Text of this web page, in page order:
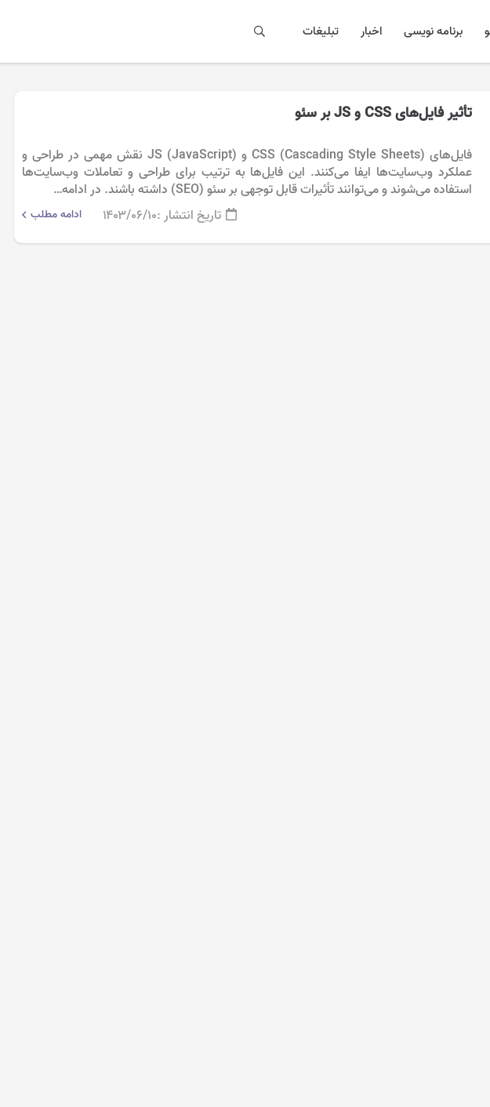
برنامه نویسی اخبار تبلیغات
تأثیر فایل‌های CSS و JS بر سئو
فایل‌های CSS (Cascading Style Sheets) و JS (JavaScript) نقش مهمی در طراحی و
عملکرد وب‌سایت‌ها ایفا می‌کنند. این فایل‌ها به ترتیب برای طراحی و تعاملات وب‌سایت‌ها
استفاده می‌شوند و می‌توانند تأثیرات قابل توجهی بر سئو (SEO) داشته باشند. در ادامه…
تاریخ انتشار :۱۴۰۳/۰۶/۱۰ ادامه مطلب